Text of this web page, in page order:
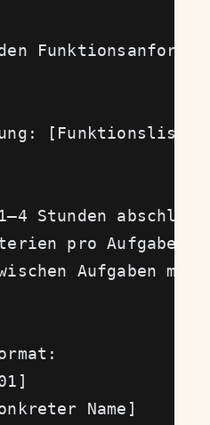
[Funktionsliste
Stunden
pro Aufgabe
Aufgaben
Name]